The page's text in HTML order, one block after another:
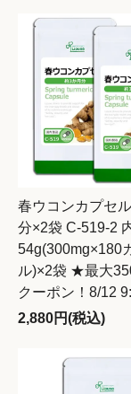
春ウコンカプセ
分×2袋 C-519-2
54g(300mg×180
ル)×2袋 ★最大
クーポン！8/12
2,880円(税込)